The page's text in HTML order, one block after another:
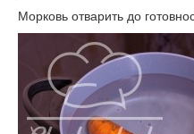
Морковь отварить до